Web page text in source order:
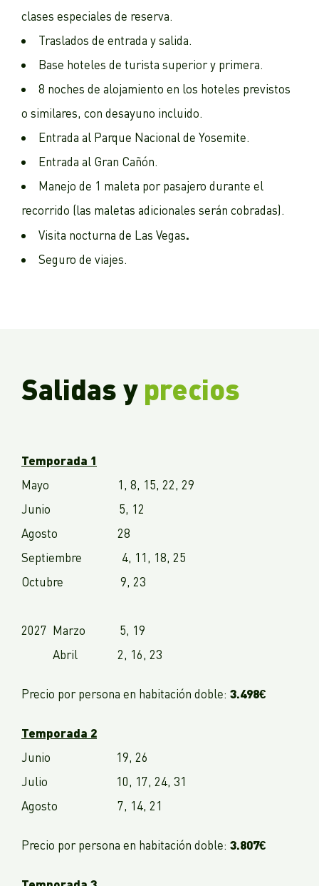
clases especiales de reserva.
Traslados de entrada y salida.
Base hoteles de turista superior y primera.
8 noches de alojamiento en los hoteles previstos
o similares, con desayuno incluido.
Entrada al Parque Nacional de Yosemite.
Entrada al Gran Cañón.
Manejo de 1 maleta por pasajero durante el
recorrido (las maletas adicionales serán cobradas).
Visita nocturna de Las Vegas.
Seguro de viajes.
Salidas y precios
Temporada 1
Mayo 1, 8, 15, 22, 29
Junio 5, 12
Agosto 28
Septiembre 4, 11, 18, 25
Octubre 9, 23
2027 Marzo 5, 19
Abril 2, 16, 23
Precio por persona en habitación doble: 3.498€
Temporada 2
Junio 19, 26
Julio 10, 17, 24, 31
Agosto 7, 14, 21
Precio por persona en habitación doble: 3.807€